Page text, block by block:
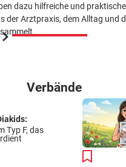
dazu hilf­reiche und praktische
der Arzt­praxis, dem Alltag und
Verbände
Typ F, das